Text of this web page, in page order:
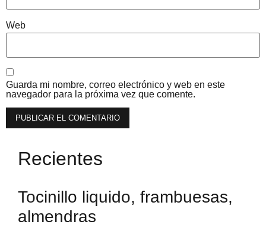
Web
Guarda mi nombre, correo electrónico y web en este
navegador para la próxima vez que comente.
Recientes
Tocinillo liquido, frambuesas,
almendras